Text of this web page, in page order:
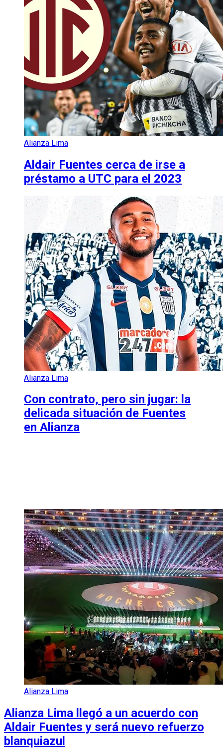
Alianza Lima
Aldair Fuentes cerca de irse a
préstamo a UTC para el 2023
Alianza Lima
Con contrato, pero sin jugar: la
delicada situación de Fuentes
en Alianza
Alianza Lima
Alianza Lima llegó a un acuerdo con
Aldair Fuentes y será nuevo refuerzo
blanquiazul